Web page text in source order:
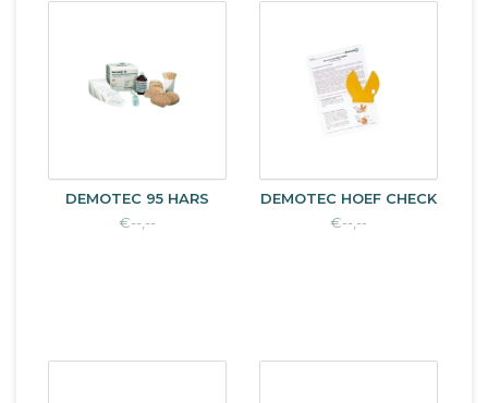
DEMOTEC 95 HARS
€--,--
DEMOTEC HOEF CHECK
€--,--